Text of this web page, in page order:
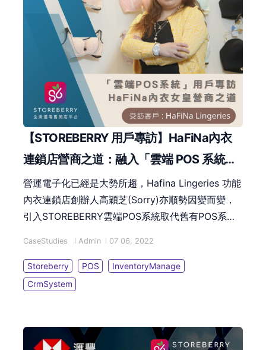
【STOREBERRY 用戶專訪】HaFiNa內衣
連鎖店營商之道：融入「雲端 POS 系統」
管理，以科技正向面對改變
營運電子化已經是大勢所趨，Hafina Lingeries 功能
內衣連鎖店創辦人高穎芝(Sorry)亦順勢因變而變，
引入STOREBERRY雲端POS系統取代舊有POS系
瑣工作，讓店員可以更專注在服務及銷售上。
CaseStudies Admin 07 06, 2022
Storeberry POS
InventoryManage
CrmSystem